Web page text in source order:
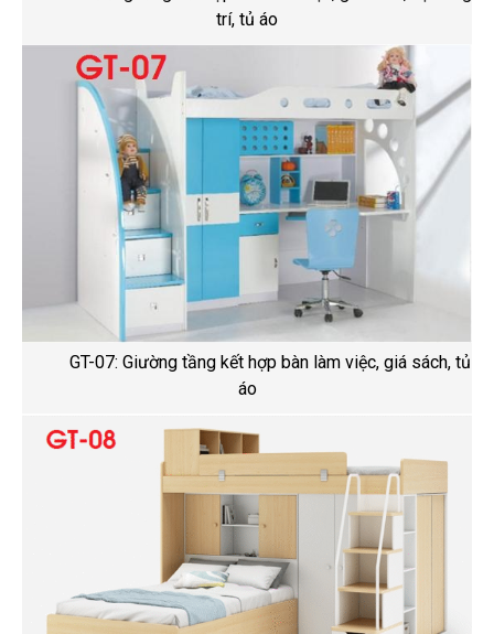
trí, tủ áo
GT-07: Giường tầng kết hợp bàn làm việc, giá sách, tủ
áo